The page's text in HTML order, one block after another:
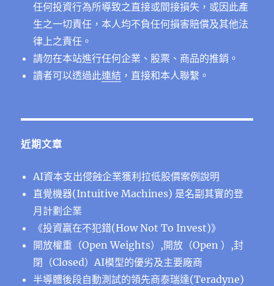
任何投資行為所導致之直接或間接損失，或因此產
生之一切責任，本人均不負任何損害賠償及其他法
律上之責任。
請勿在本站進行任何企業、股票、商品的推銷。
讀者可以透過此連結 ，直接和本人聯繫。
近期文章
AI資本支出侵蝕企業獲利拉低股價案例說明
直覺機器(Intuitive Machines) 是名副其實的登
月計劃企業
《投資贏在不犯錯(How Not To Invest)》
開放權重（Open Weights）,開放（Open ）,封
閉（Closed）AI模型的優劣及主要廠商
半導體後段⾃動測試的領先商泰瑞達(Teradyne)